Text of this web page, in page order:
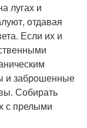
лугах и
отдавая
Если их и
и заброшенные
Собирать
с прелыми